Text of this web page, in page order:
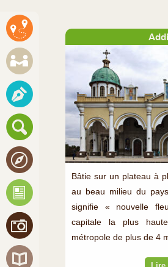
Bâtie sur un plateau à
au beau milieu du
signifie « nouvelle
capitale la plus
métropole de plus de 4